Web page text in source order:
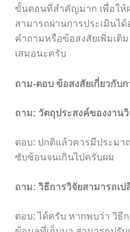
ขั้นตอนที่สำคัญมาก เพื่อใ
สามารถผ่านการประเมินไ
คำถามหรือข้อสงสัยเพิ่มเติ
เสมอนะครับ
ถาม-ตอบ ข้อสงสัยเกี่ยวกับ
ถาม: วัตถุประสงค์ของงาน
ตอบ: ปกติแล้วควรมีประมา
ซับซ้อนจนเกินไปครับผม
ถาม: วิธีการวิจัยสามารถเ
ตอบ: ได้ครับ หากพบว่า วิธี